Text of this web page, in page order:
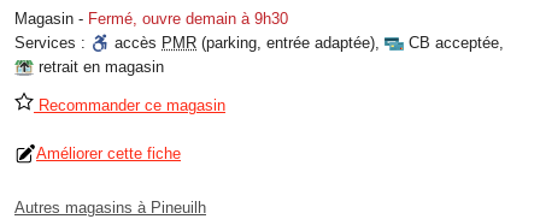
Magasin - Fermé, ouvre demain à 9h30
Services :
accès PMR (parking, entrée adaptée), CB acceptée,
retrait en magasin
Recommander ce magasin
Améliorer cette fiche
Autres magasins à Pineuilh